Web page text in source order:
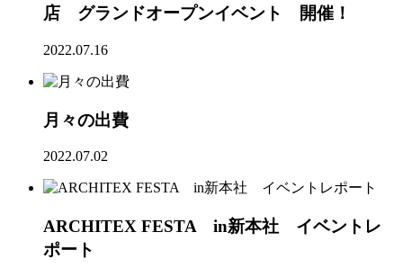
店 グランドオープンイベント 開催！
2022.07.16
月々の出費
2022.07.02
ARCHITEX FESTA in新本社 イベントレ
ポート